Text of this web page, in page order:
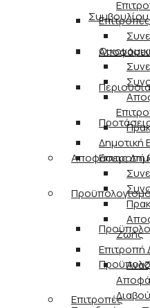
Συμβουλίου
Αποφάσεις
Επιτροπές
Δημοτική
Επιτροπή
Ζωής
Επιτροπή